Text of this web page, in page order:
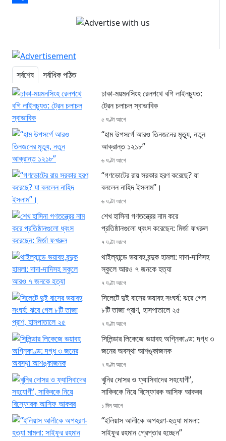
সর্বশেষ
সর্বাধিক পঠিত
ঢাকা-ময়মনসিংহ রেলপথে বগি লাইনচ্যুত:
ট্রেন চলাচল স্বাভাবিক
৫ ঘণ্টা আগে
“হাম উপসর্গে আরও তিনজনের মৃত্যু, নতুন
আক্রান্ত ১২১৮”
৬ ঘণ্টা আগে
“গণভোটের রায় সরকার হরণ করেছে? যা
বললেন নাহিদ ইসলাম”।
৬ ঘণ্টা আগে
শেখ হাসিনা গণতন্ত্রের নাম করে
প্রতিষ্ঠানগুলো ধ্বংস করেছেন: মির্জা ফখরুল
৭ ঘণ্টা আগে
থাইল্যান্ডে ভয়াবহ বন্দুক হামলা: দাদা-দাদিসহ
স্কুলে আরও ৭ জনকে হত্যা
৭ ঘণ্টা আগে
সিলেটে দুই বাসের ভয়াবহ সংঘর্ষ: ঝরে গেল
৮টি তাজা প্রাণ, হাসপাতালে ২৫
৭ ঘণ্টা আগে
সিলিন্ডার লিকেজে ভয়াবহ অগ্নিকাণ্ড: দগ্ধ ৩
জনের অবস্থা আশঙ্কাজনক
৭ ঘণ্টা আগে
খুনির দোসর ও ফ্যাসিবাদের সহযোগী’,
সাকিবকে নিয়ে বিস্ফোরক আসিফ আকবর
১ দিন আগে
“ইলিয়াস আলীকে অপহরণ-হত্যা মামলা:
সাইফুর রহমান গ্রেপ্তার হচ্ছেন”